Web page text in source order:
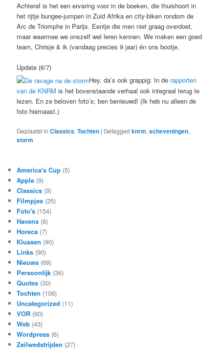
Achteraf is het een ervaring voor in de boeken, die thuishoort in
het rijtje bungee-jumpen in Zuid Afrika en city-biken rondom de
Arc de Triomphe in Parijs. Eentje die men niet graag overdoet,
maar waarmee we onszelf wel leren kennen. We maken een goed
team, Chrisje & ik (vandaag precies 9 jaar) én ons bootje.
Update (6/7)
Hey, da’s ook grappig: In de rapporten
van de KNRM is het bovenstaande verhaal ook integraal terug te
lezen. En ze beloven foto’s; ben benieuwd! (Ik heb nu alleen de
foto hiernaast.)
Geplaatst in Classics,Tochten |Getagged knrm,scheveningen,
storm
America's Cup (5)
Apple (9)
Classics (9)
Filmpjes (25)
Foto's (154)
Havens (8)
Horeca (7)
Klussen (90)
Links (90)
Nieuws (69)
Persoonlijk (36)
Quotes (30)
Tochten (106)
Uncategorized (11)
VOR (60)
Web (43)
Wordpress (6)
Zeilwedstrijden (27)